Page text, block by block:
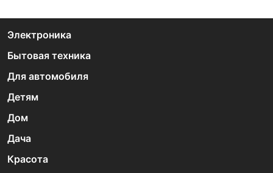
Электроника
Бытовая техника
Для автомобиля
Детям
Дом
Дача
Красота